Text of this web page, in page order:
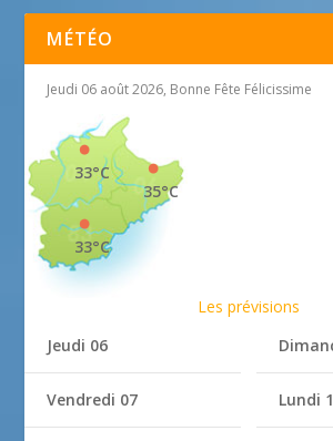
MÉTÉO
Jeudi 06 août 2026, Bonne Fête Félicissime
35°C
33°C
33°C
Les prévisions
Jeudi 06
Vendredi 07 Lundi